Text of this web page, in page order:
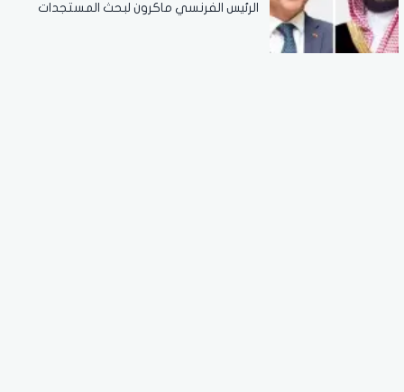
الرئيس الفرنسي ماكرون لبحث المستجدات